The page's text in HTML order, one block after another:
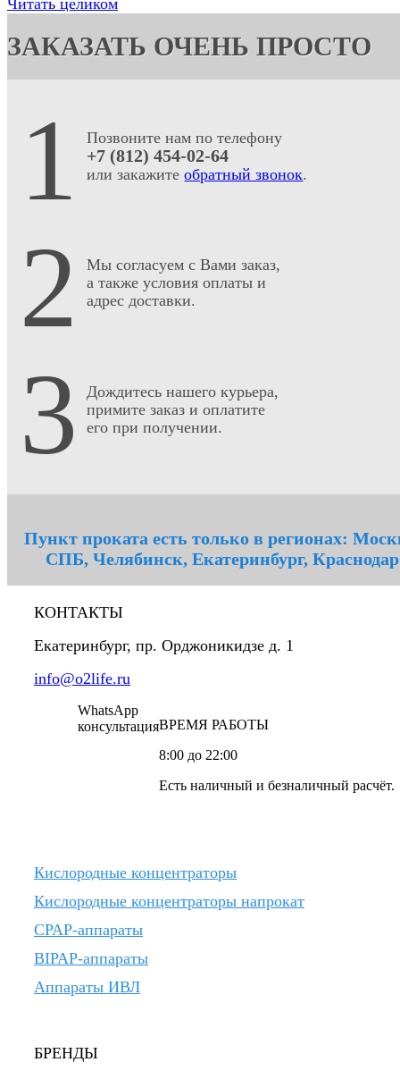
ЗАКАЗАТЬ ОЧЕНЬ ПРОСТО
1 Позвоните нам по телефону
+7 (812) 454-02-64
или закажитеобратный звонок.
2
Мы согласуем с Вами заказ,
а также условия оплаты и
адрес доставки.
3
Дождитесь нашего курьера,
примите заказ и оплатите
его при получении.
Пункт проката есть только в регионах:
СПБ, Челябинск, Екатеринбург, Краснодар
КОНТАКТЫ
Екатеринбург, пр. Орджоникидзе д. 1
info@o2life.ru
WhatsApp
консультацияВРЕМЯ РАБОТЫ
8:00 до 22:00
Есть наличный и безналичный расчёт.
Кислородные концентраторы
Кислородные концентраторы напрокат
CPAP-аппараты
BIPAP-аппараты
Аппараты ИВЛ
БРЕНДЫ